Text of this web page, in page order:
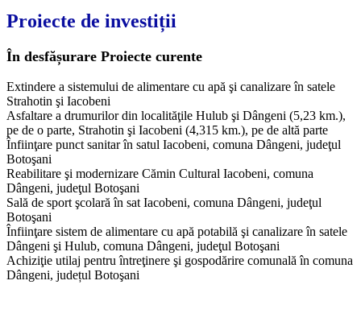
Proiecte de investiții
În desfășurare Proiecte curente
Extindere a sistemului de alimentare cu apă şi canalizare în satele
Strahotin şi Iacobeni
Asfaltare a drumurilor din localităţile Hulub şi Dângeni (5,23 km.),
pe de o parte, Strahotin şi Iacobeni (4,315 km.), pe de altă parte
Înfiinţare punct sanitar în satul Iacobeni, comuna Dângeni, judeţul
Botoşani
Reabilitare şi modernizare Cămin Cultural Iacobeni, comuna
Dângeni, judeţul Botoşani
Sală de sport şcolară în sat Iacobeni, comuna Dângeni, judeţul
Botoşani
Înfiinţare sistem de alimentare cu apă potabilă şi canalizare în satele
Dângeni şi Hulub, comuna Dângeni, judeţul Botoşani
Achiziţie utilaj pentru întreţinere şi gospodărire comunală în comuna
Dângeni, județul Botoşani